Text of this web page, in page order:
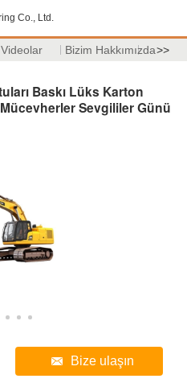
Co., Ltd.
Videolar Bizim Hakkımızda>>
Baskı Lüks Karton
Sevgililer Günü
Bize ulaşın